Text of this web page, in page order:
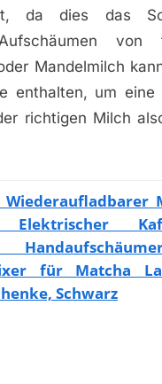
da dies das
von
Mandelmilch
enthalten, um eine
richtigen Milch
Wiederaufladbarer
Elektrischer
für Matcha
Schwarz